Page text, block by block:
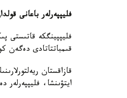
فليپپەرلەر باعانى
فليپپينگكە قاتىستى
قىمباتتاتادى دەگەن
قازاقستان
ايتۋىنشا،